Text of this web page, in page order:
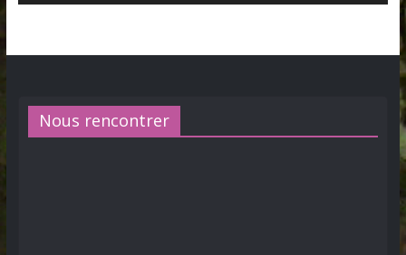
Nous rencontrer